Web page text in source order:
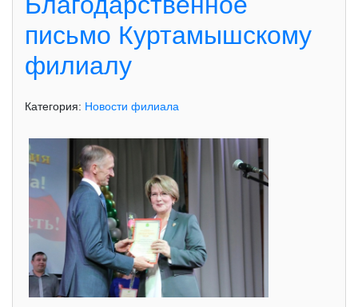
письмо Куртамышскому
филиалу
Категория: Новости филиала